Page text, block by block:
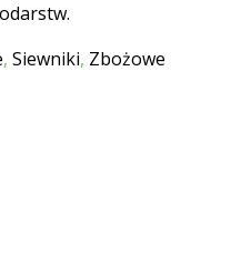
, Siewniki, Zbożowe